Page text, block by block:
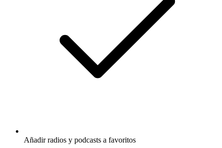
Añadir radios y podcasts a favoritos